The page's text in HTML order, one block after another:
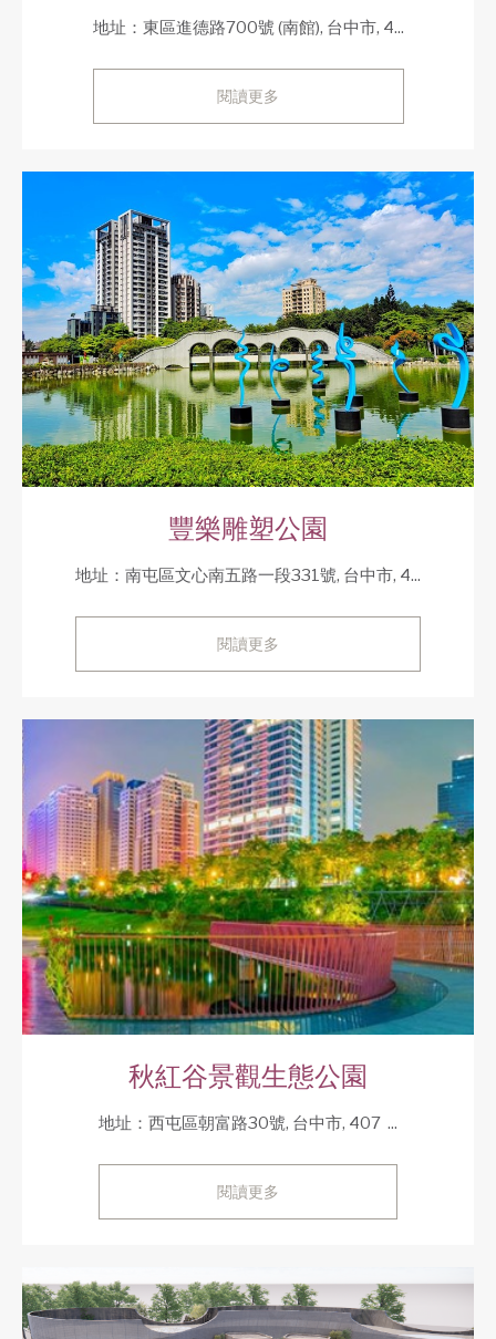
地址：東區進德路700號 (南館), 台中市, 4...
閱讀更多
豐樂雕塑公園
地址：南屯區文心南五路一段331號, 台中市, 4...
閱讀更多
秋紅谷景觀生態公園
地址：西屯區朝富路30號, 台中市, 407 ‏ ...
閱讀更多